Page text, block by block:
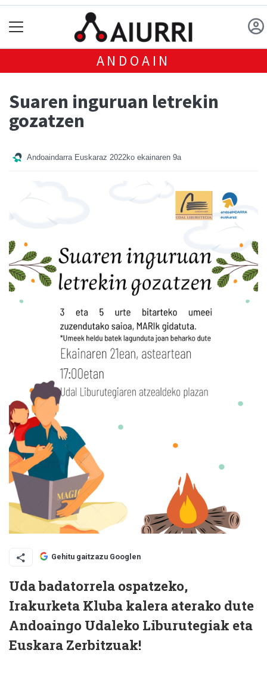
ANDOAIN
Suaren inguruan letrekin
gozatzen
Andoaindarra Euskaraz 2022ko ekainaren 9a
Gehitu gaitzazu Googlen
Uda badatorrela ospatzeko,
Irakurketa Kluba kalera aterako dute
Andoaingo Udaleko Liburutegiak eta
Euskara Zerbitzuak!